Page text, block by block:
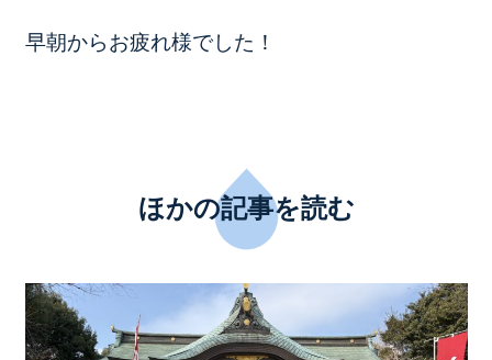
早朝からお疲れ様でした！
ほかの記事を読む